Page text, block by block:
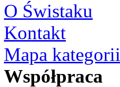
O Świstaku
Kontakt
Mapa kategorii
Współpraca